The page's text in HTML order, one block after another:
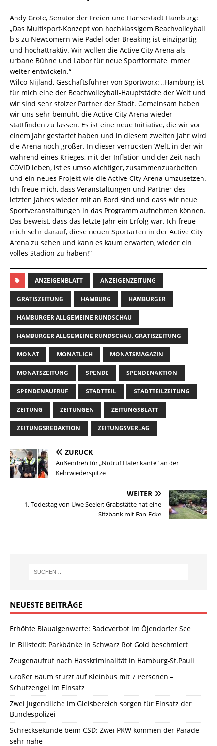
Andy Grote, Senator der Freien und Hansestadt Hamburg:
„Das Multisport-Konzept von hochklassigem Beachvolleyball
bis zu Newcomern wie Padel oder Breaking ist einzigartig
und hochattraktiv. Wir wollen die Active City Arena als
urbane Bühne und Labor für neue Sportformate immer
weiter entwickeln.“
Wilco Nijland, Geschäftsführer von Sportworx: „Hamburg ist
für mich eine der Beachvolleyball-Hauptstädte der Welt und
wir sind sehr stolzer Partner der Stadt. Gemeinsam haben
wir uns sehr bemüht, die Active City Arena wieder
stattfinden zu lassen. Es ist eine neue Initiative, die wir vor
einem Jahr gestartet haben und in diesem zweiten Jahr wird
die Arena noch größer. In dieser verrückten Welt, in der wir
während eines Krieges, mit der Inflation und der Zeit nach
COVID leben, ist es umso wichtiger, zusammenzuarbeiten
und ein neues Projekt wie die Active City Arena umzusetzen.
Ich freue mich, dass Veranstaltungen und Partner des
letzten Jahres wieder mit an Bord sind und dass wir neue
Sportveranstaltungen in das Programm aufnehmen können.
Das beweist, dass das letzte Jahr ein Erfolg war. Ich freue
mich sehr darauf, diese neuen Sportarten in der Active City
Arena zu sehen und kann es kaum erwarten, wieder ein
volles Stadion zu haben!“
ANZEIGENBLATT ANZEIGENZEITUNG
GRATISZEITUNG HAMBURG HAMBURGER
HAMBURGER ALLGEMEINE RUNDSCHAU
HAMBURGER ALLGEMEINE RUNDSCHAU. GRATISZEITUNG
MONAT MONATLICH MONATSMAGAZIN
MONATSZEITUNG SPENDE SPENDENAKTION
SPENDENAUFRUF STADTTEIL STADTTEILZEITUNG
ZEITUNG ZEITUNGEN ZEITUNGSBLATT
ZEITUNGSREDAKTION ZEITUNGSVERLAG
ZURÜCK
Außendreh für „Notruf Hafenkante“ an der
Kehrwiederspitze
WEITER
1. Todestag von Uwe Seeler: Grabstätte hat eine
Sitzbank mit Fan-Ecke
NEUESTE BEITRÄGE
Erhöhte Blaualgenwerte: Badeverbot im Öjendorfer See
In Billstedt: Parkbänke in Schwarz Rot Gold beschmiert
Zeugenaufruf nach Hasskriminalität in Hamburg-St.Pauli
Großer Baum stürzt auf Kleinbus mit 7 Personen –
Schutzengel im Einsatz
Zwei Jugendliche im Gleisbereich sorgen für Einsatz der
Bundespolizei
Schrecksekunde beim CSD: Zwei PKW kommen der Parade
sehr nahe